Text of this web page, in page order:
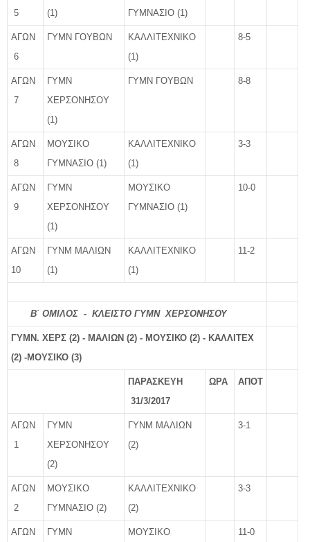
5
(1)
ΓΥΜΝΑΣΙΟ (1)
ΑΓΩΝ
6
ΓΥΜΝ ΓΟΥΒΩΝ
ΚΑΛΛΙΤΕΧΝΙΚΟ
(1)
8-5
ΑΓΩΝ
7
ΓΥΜΝ
ΧΕΡΣΟΝΗΣΟΥ
(1)
ΓΥΜΝ ΓΟΥΒΩΝ 8-8
ΑΓΩΝ
8
ΜΟΥΣΙΚΟ
ΓΥΜΝΑΣΙΟ (1)
ΚΑΛΛΙΤΕΧΝΙΚΟ
(1)
3-3
ΑΓΩΝ
9
ΓΥΜΝ
ΧΕΡΣΟΝΗΣΟΥ
(1)
ΜΟΥΣΙΚΟ
ΓΥΜΝΑΣΙΟ (1)
10-0
ΑΓΩΝ
10
ΓΥΝΜ ΜΑΛΙΩΝ
(1)
ΚΑΛΛΙΤΕΧΝΙΚΟ
(1)
11-2
Β΄ ΟΜΙΛΟΣ - ΚΛΕΙΣΤΟ ΓΥΜΝ ΧΕΡΣΟΝΗΣΟΥ
ΓΥΜΝ. ΧΕΡΣ (2) - ΜΑΛΙΩΝ (2) - ΜΟΥΣΙΚΟ (2) - ΚΑΛΛΙΤΕΧ
(2) -ΜΟΥΣΙΚΟ (3)
ΠΑΡΑΣΚΕΥΗ
31/3/2017
ΩΡΑ ΑΠΟΤ
ΑΓΩΝ
1
ΓΥΜΝ
ΧΕΡΣΟΝΗΣΟΥ
(2)
ΓΥΝΜ ΜΑΛΙΩΝ
(2)
3-1
ΑΓΩΝ
2
ΜΟΥΣΙΚΟ
ΓΥΜΝΑΣΙΟ (2)
ΚΑΛΛΙΤΕΧΝΙΚΟ
(2)
3-3
ΑΓΩΝ
ΓΥΜΝ
ΜΟΥΣΙΚΟ
11-0